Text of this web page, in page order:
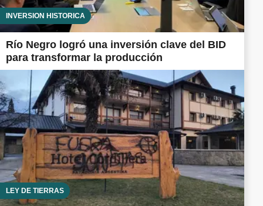
INVERSIÓN HISTÓRICA
Río Negro logró una inversión clave del BID
para transformar la producción
LEY DE TIERRAS